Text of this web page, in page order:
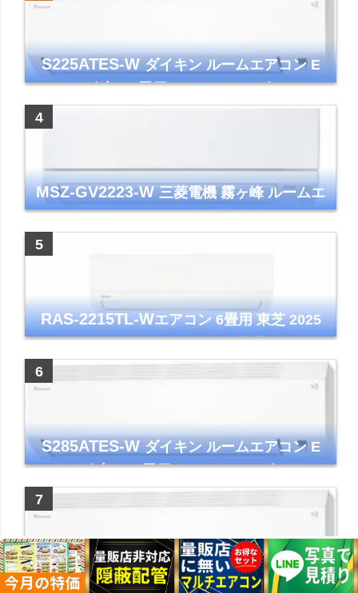
S225ATES-Wダイキン ルームエアコン E
シリーズ 主に6畳用 ホワイト 2025年モデル
MSZ-GV2223-W三菱電機 霧ヶ峰 ルームエ
アコン GVシリーズ おもに6畳用 ピュアホワ
RAS-2215TL-Wエアコン 6畳用 東芝 2025
年モデル TLシリーズ ホワイト 壁掛け クーラ
ー コンパクト 清潔
S285ATES-Wダイキン ルームエアコン E
シリーズ 主に10畳用 ホワイト 2025年モデル
コンパクトモデル ストリーマ
S565ATEP-Wダイキン ルームエアコン E